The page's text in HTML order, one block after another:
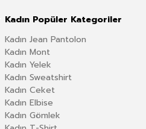
Kadın Popüler Kategoriler
Kadın Jean Pantolon
Kadın Mont
Kadın Yelek
Kadın Sweatshirt
Kadın Ceket
Kadın Elbise
Kadın Gömlek